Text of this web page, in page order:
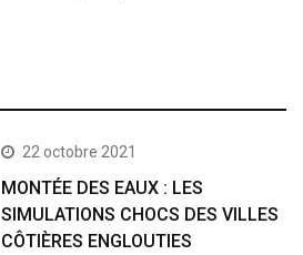
22 octobre 2021
MONTÉE DES EAUX : LES
SIMULATIONS CHOCS DES VILLES
CÔTIÈRES ENGLOUTIES